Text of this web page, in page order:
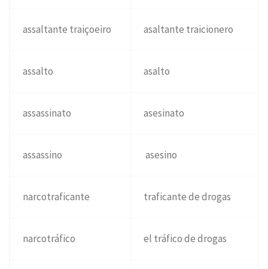
assaltante traiçoeiro asaltante traicionero
assalto asalto
assassinato asesinato
assassino asesino
narcotraficante traficante de drogas
narcotráfico el tráfico de drogas